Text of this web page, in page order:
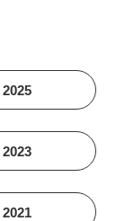
2025
2023
2021